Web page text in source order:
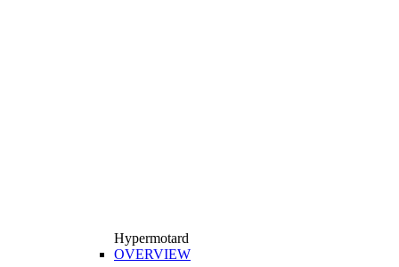
Hypermotard
OVERVIEW